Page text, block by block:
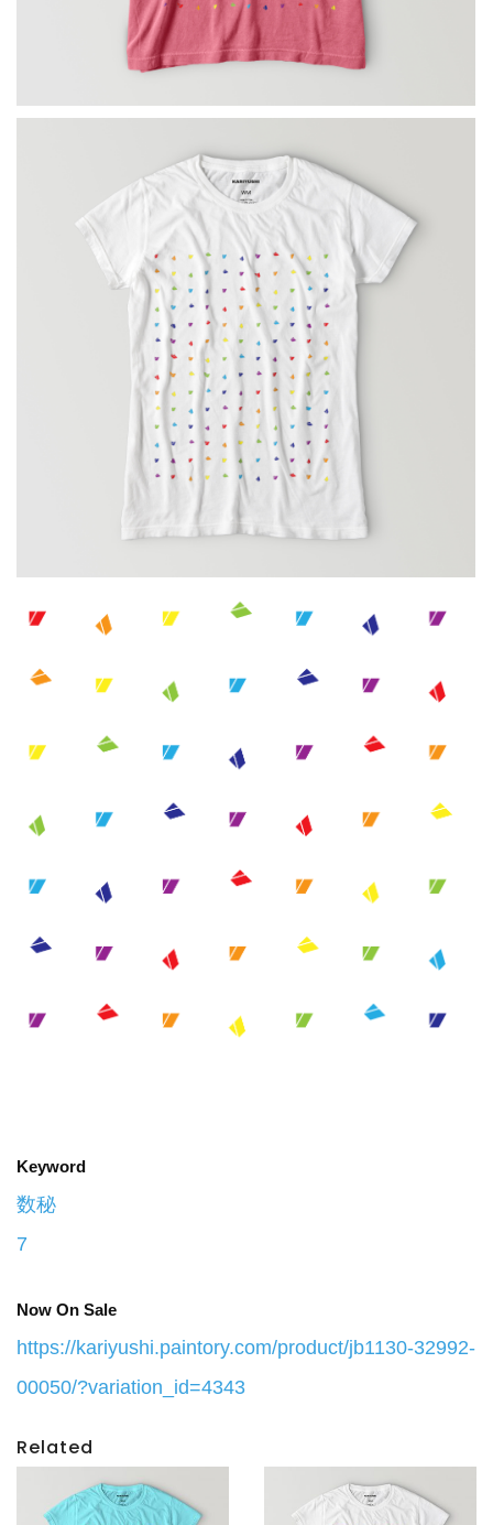
Keyword
数秘
7
Now On Sale
https://kariyushi.paintory.com/product/jb1130-32992-
00050/?variation_id=4343
Related